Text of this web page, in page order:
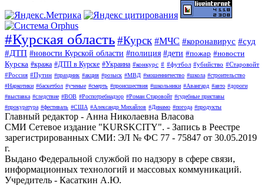
#Курская область#Курск #МЧС #коронавирус #суд
#ДТП #новости Курской области #полиция #дети #пожар #новости
Курска #кража #ДТП в Курске #Украина #конкурс # #футбол #убийство #Старовойт
#Россия #Путин #праздник #акция #розыск #МВД #мошенничество #школа #строительство
#Наркотики #баскетбол #ученые #смерть #происшествия #школьники #Авангард #авто #дороги
#выставка #следствие #ВОВ #Роспотребнадзор #Роман Старовойт #судебные приставы
#прокуратура #фестиваль #США #Александр Михайлов #Динамо #погода #продукты
Главный редактор - Анна Николаевна Власова
СМИ Сетевое издание "KURSKCITY". - Запись в Реестре
зарегистрированных СМИ: ЭЛ № ФС 77 - 75847 от 30.05.2019
г.
Выдано Федеральной службой по надзору в сфере связи,
информационных технологий и массовых коммуникаций.
Учредитель - Касаткин А.Ю.